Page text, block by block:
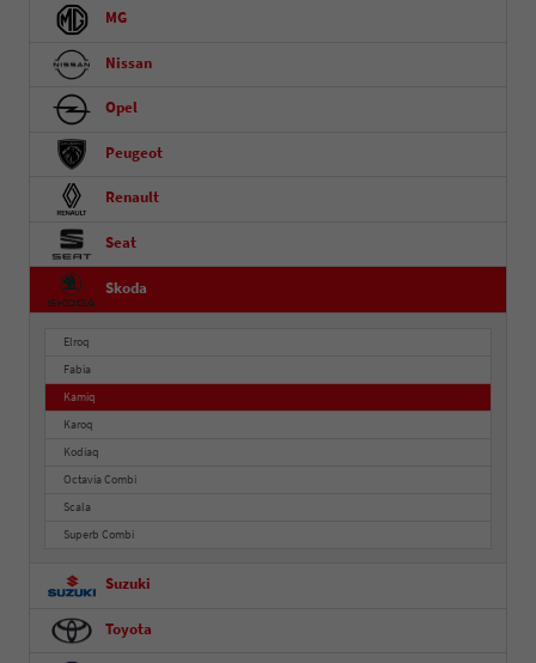
MG
Nissan
Opel
Peugeot
Renault
Seat
Skoda
Elroq
Fabia
Kamiq
Karoq
Kodiaq
Octavia Combi
Scala
Superb Combi
Suzuki
Toyota